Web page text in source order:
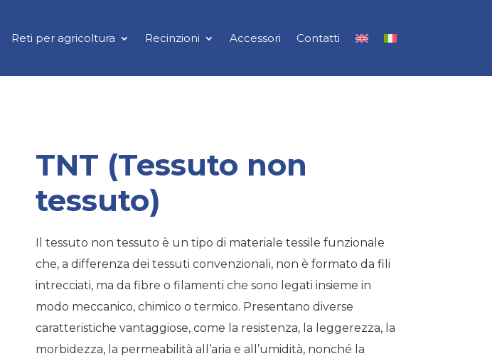
Reti per agricoltura Recinzioni Accessori Contatti
TNT (Tessuto non
tessuto)
Il tessuto non tessuto è un tipo di materiale tessile funzionale
che, a differenza dei tessuti convenzionali, non è formato da fili
intrecciati, ma da fibre o filamenti che sono legati insieme in
modo meccanico, chimico o termico. Presentano diverse
caratteristiche vantaggiose, come la resistenza, la leggerezza, la
morbidezza, la permeabilità all’aria e all’umidità, nonché la